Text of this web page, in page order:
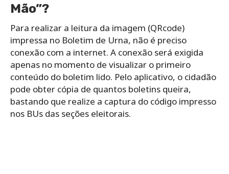
Mão”?
Para realizar a leitura da imagem (QRcode)
impressa no Boletim de Urna, não é preciso
conexão com a internet. A conexão será exigida
apenas no momento de visualizar o primeiro
conteúdo do boletim lido. Pelo aplicativo, o cidadão
pode obter cópia de quantos boletins queira,
bastando que realize a captura do código impresso
nos BUs das seções eleitorais.